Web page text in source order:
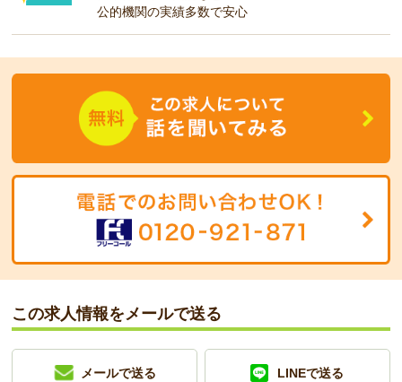
公的機関の実績多数で安心
この求人情報をメールで送る
メールで送る LINEで送る